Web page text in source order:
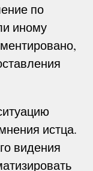
по
иному
истца.
видения